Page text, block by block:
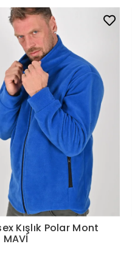
Kışlık Polar Mont
MAVİ